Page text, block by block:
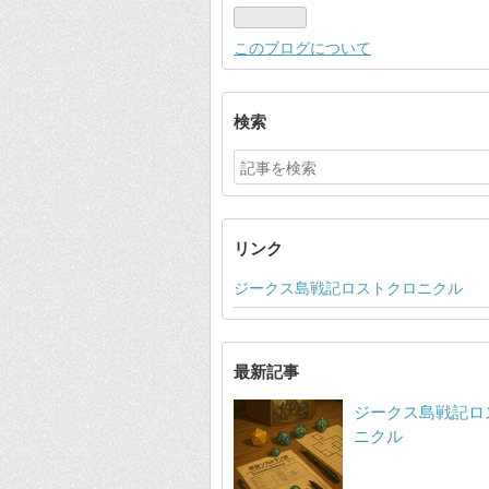
このブログについて
検索
リンク
ジークス島戦記ロストクロニクル
最新記事
ジークス島戦記
ニクル